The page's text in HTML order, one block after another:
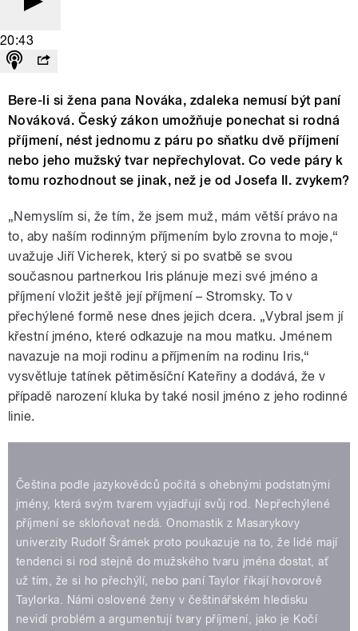
20:43
Bere-li si žena pana Nováka, zdaleka nemusí být paní
Nováková. Český zákon umožňuje ponechat si rodná
příjmení, nést jednomu z páru po sňatku dvě příjmení
nebo jeho mužský tvar nepřechylovat. Co vede páry k
tomu rozhodnout se jinak, než je od Josefa II. zvykem?
„Nemyslím si, že tím, že jsem muž, mám větší právo na
to, aby naším rodinným příjmením bylo zrovna to moje,“
uvažuje Jiří Vicherek, který si po svatbě se svou
současnou partnerkou Iris plánuje mezi své jméno a
příjmení vložit ještě její příjmení – Stromsky. To v
přechýlené formě nese dnes jejich dcera. „Vybral jsem jí
křestní jméno, které odkazuje na mou matku. Jménem
navazuje na moji rodinu a příjmením na rodinu Iris,“
vysvětluje tatínek pětiměsíční Kateřiny a dodává, že v
případě narození kluka by také nosil jméno z jeho rodinné
linie.
Čeština podle jazykovědců počítá s ohebnými podstatnými
jmény, která svým tvarem vyjadřují svůj rod. Nepřechýlené
příjmení se skloňovat nedá. Onomastik z Masarykovy
univerzity Rudolf Šrámek proto poukazuje na to, že lidé mají
tendenci si rod stejně do mužského tvaru jména dostat, ať
už tím, že si ho přechýlí, nebo paní Taylor říkají hovorově
Taylorka. Námi oslovené ženy v češtinářském hledisku
nevidí problém a argumentují tvary příjmení, jako je Kočí